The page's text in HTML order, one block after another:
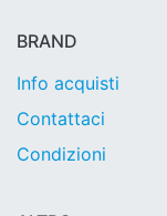
BRAND
Info acquisti
Contattaci
Condizioni